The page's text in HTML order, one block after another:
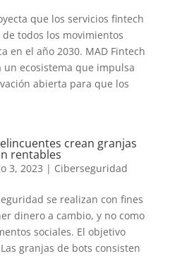
que los servicios fintech
todos los movimientos
en el año 2030. MAD Fintech
ecosistema que impulsa
abierta para que los
crean granjas
rentables
3, 2023 | Ciberseguridad
se realizan con fines
dinero a cambio, y no como
sociales. El objetivo
granjas de bots consisten